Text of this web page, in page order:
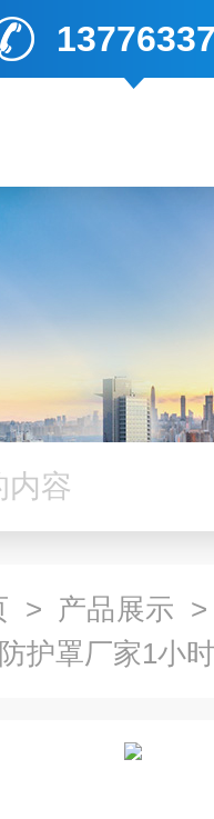
> 产品展示
护罩厂家1小时